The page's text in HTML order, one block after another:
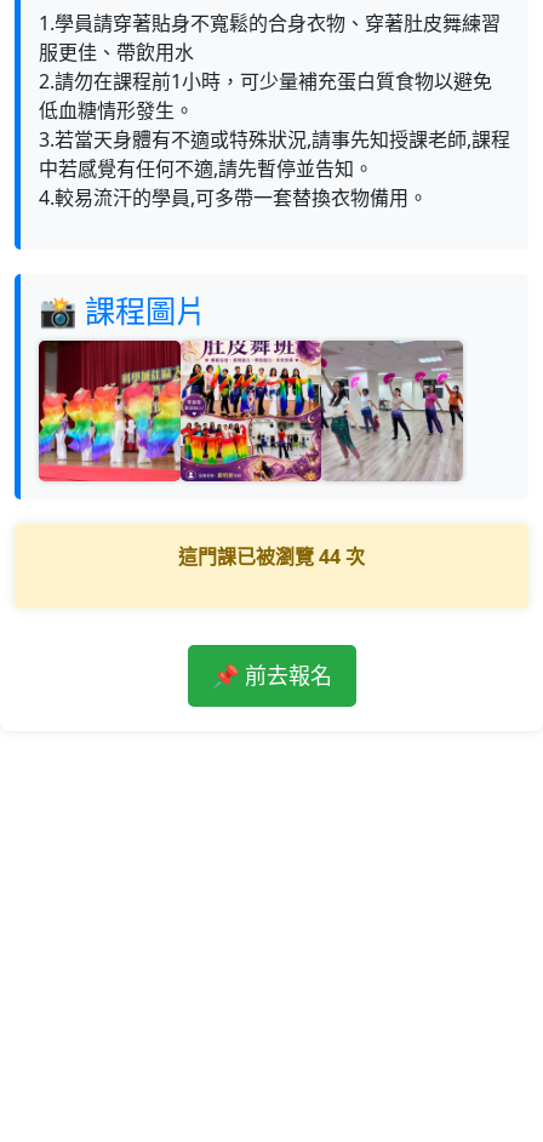
1.學員請穿著貼身不寬鬆的合身衣物、穿著肚皮舞練習
服更佳、帶飲用水
2.請勿在課程前1小時，可少量補充蛋白質食物以避免
低血糖情形發生。
3.若當天身體有不適或特殊狀況,請事先知授課老師,課程
中若感覺有任何不適,請先暫停並告知。
4.較易流汗的學員,可多帶一套替換衣物備用。
📸 課程圖片
這門課已被瀏覽44次
📌 前去報名